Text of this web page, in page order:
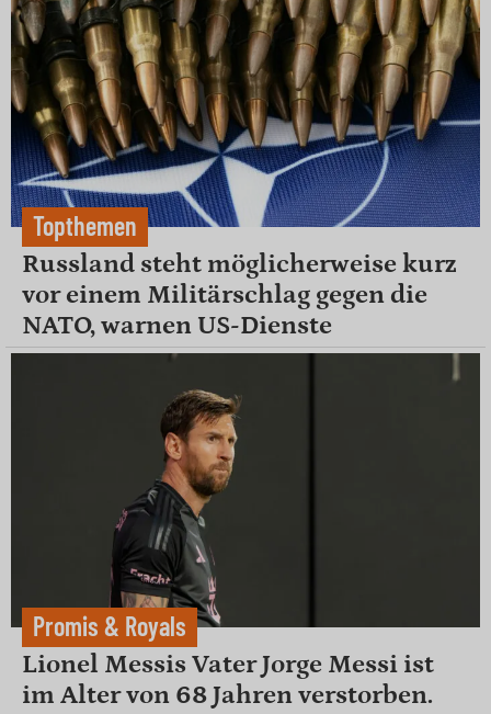
Topthemen
Russland steht möglicherweise kurz
vor einem Militärschlag gegen die
NATO, warnen US-Dienste
Promis & Royals
Lionel Messis Vater Jorge Messi ist
im Alter von 68 Jahren verstorben.